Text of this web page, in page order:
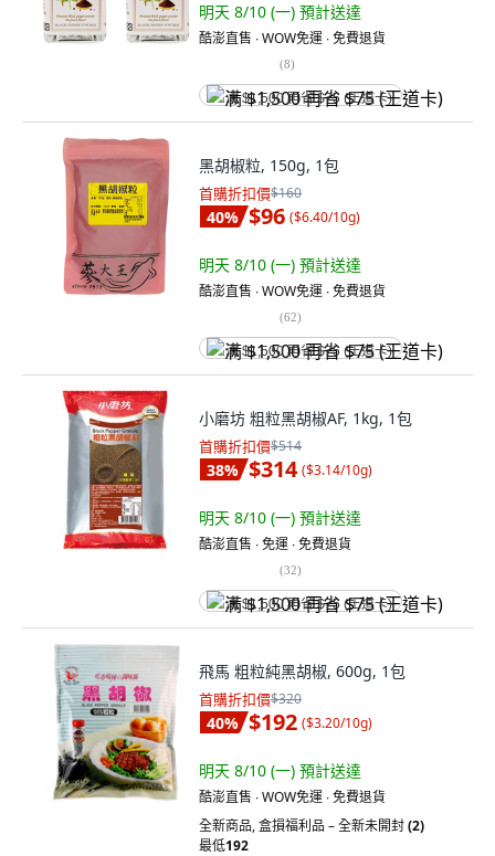
明天 8/10 (一) 預計送達
酷澎直售 ∙ WOW免運 ∙ 免費退貨
(8)
满 $1,500 再省 $75 (王道卡)
黑胡椒粒, 150g, 1包
首購折扣價$160
40% $96 ($6.40/10g)
明天 8/10 (一) 預計送達
酷澎直售 ∙ WOW免運 ∙ 免費退貨
(62)
满 $1,500 再省 $75 (王道卡)
小磨坊 粗粒黑胡椒AF, 1kg, 1包
首購折扣價$514
38% $314 ($3.14/10g)
明天 8/10 (一) 預計送達
酷澎直售 ∙ 免運 ∙ 免費退貨
(32)
满 $1,500 再省 $75 (王道卡)
飛馬 粗粒純黑胡椒, 600g, 1包
首購折扣價$320
40% $192 ($3.20/10g)
明天 8/10 (一) 預計送達
酷澎直售 ∙ WOW免運 ∙ 免費退貨
全新商品,盒損福利品 – 全新未開封(2)
最低192